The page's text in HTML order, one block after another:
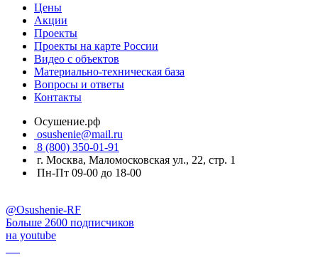
Цены
Акции
Проекты
Проекты на карте России
Видео с объектов
Материально-техническая база
Вопросы и ответы
Контакты
Осушение.рф
osushenie@mail.ru
8 (800) 350-01-91
г. Москва, Маломосковская ул., 22, стр. 1
Пн-Пт 09-00 до 18-00
@Osushenie-RF
Больше 2600 подписчиков
на youtube